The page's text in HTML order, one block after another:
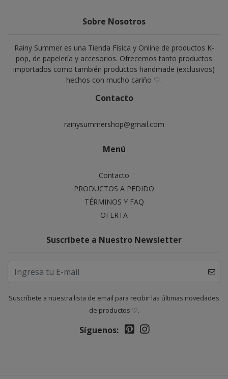
Sobre Nosotros
Rainy Summer es una Tienda Física y Online de productos K-
pop, de papelería y accesorios. Ofrecemos tanto productos
importados como también productos handmade (exclusivos)
hechos con mucho cariño ♡.
Contacto
rainysummershop@gmail.com
Menú
Contacto
PRODUCTOS A PEDIDO
TÉRMINOS Y FAQ
OFERTA
Suscríbete a Nuestro Newsletter
Suscríbete a nuestra lista de email para recibir las últimas novedades
de productos ♡.
Síguenos: